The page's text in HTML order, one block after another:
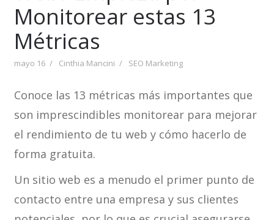
Monitorear estas 13
Métricas
mayo 16 Cinthia Mancini SEO Marketing
Conoce las 13 métricas más importantes que
son imprescindibles monitorear para mejorar
el rendimiento de tu web y cómo hacerlo de
forma gratuita.
Un sitio web es a menudo el primer punto de
contacto entre una empresa y sus clientes